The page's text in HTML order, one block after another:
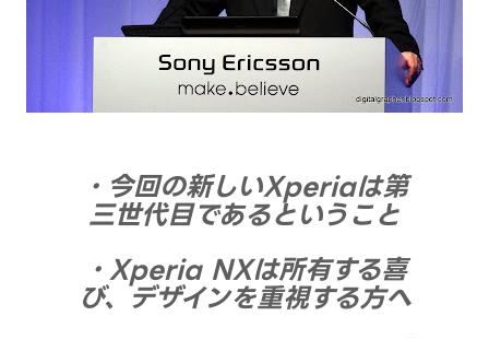
・今回の新しいXperiaは第
三世代目であるということ
・Xperia NXは所有する喜
び、デザインを重視する方へ